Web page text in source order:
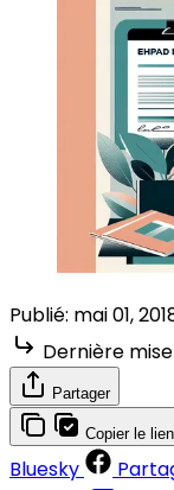
Publié: mai 01,
Dernière
Partager
Copier le lien
Bluesky